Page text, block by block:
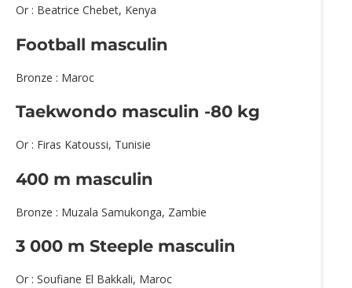
Or : Beatrice Chebet, Kenya
Football masculin
Bronze : Maroc
Taekwondo masculin -80 kg
Or : Firas Katoussi, Tunisie
400 m masculin
Bronze : Muzala Samukonga, Zambie
3 000 m Steeple masculin
Or : Soufiane El Bakkali, Maroc